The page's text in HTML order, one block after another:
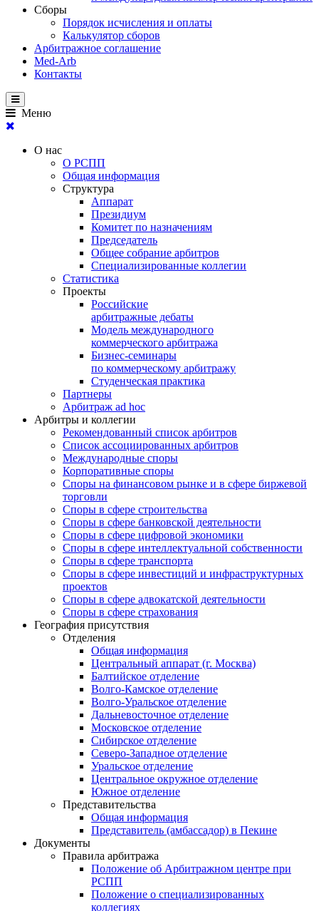
Сборы
Порядок исчисления и оплаты
Калькулятор сборов
Арбитражное соглашение
Med-Arb
Контакты
Меню
О нас
О РСПП
Общая информация
Структура
Аппарат
Президиум
Комитет по назначениям
Председатель
Общее собрание арбитров
Специализированные коллегии
Статистика
Проекты
Российские
арбитражные дебаты
Модель международного
коммерческого арбитража
Бизнес-семинары
по коммерческому арбитражу
Студенческая практика
Партнеры
Арбитраж ad hoc
Арбитры и коллегии
Рекомендованный список арбитров
Список ассоциированных арбитров
Международные споры
Корпоративные споры
Споры на финансовом рынке и в сфере биржевой
торговли
Споры в сфере строительства
Споры в сфере банковской деятельности
Споры в сфере цифровой экономики
Споры в сфере интеллектуальной собственности
Споры в сфере транспорта
Cпоры в сфере инвестиций и инфраструктурных
проектов
Споры в сфере адвокатской деятельности
Споры в сфере страхования
География присутствия
Отделения
Общая информация
Центральный аппарат (г. Москва)
Балтийское отделение
Волго-Камское отделение
Волго-Уральское отделение
Дальневосточное отделение
Московское отделение
Сибирское отделение
Северо-Западное отделение
Уральское отделение
Центральное окружное отделение
Южное отделение
Представительства
Общая информация
Представитель (амбассадор) в Пекине
Документы
Правила арбитража
Положение об Арбитражном центре при
РСПП
Положение о специализированных
коллегиях